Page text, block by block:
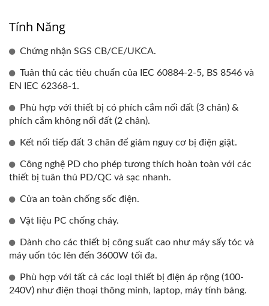
Tính Năng
Chứng nhận SGS CB/CE/UKCA.
Tuân thủ các tiêu chuẩn của IEC 60884-2-5, BS 8546 và
EN IEC 62368-1.
Phù hợp với thiết bị có phích cắm nối đất (3 chân) &
phích cắm không nối đất (2 chân).
Kết nối tiếp đất 3 chân để giảm nguy cơ bị điện giật.
Công nghệ PD cho phép tương thích hoàn toàn với các
thiết bị tuân thủ PD/QC và sạc nhanh.
Cửa an toàn chống sốc điện.
Vật liệu PC chống cháy.
Dành cho các thiết bị công suất cao như máy sấy tóc và
máy uốn tóc lên đến 3600W tối đa.
Phù hợp với tất cả các loại thiết bị điện áp rộng (100-
240V) như điện thoại thông minh, laptop, máy tính bảng.